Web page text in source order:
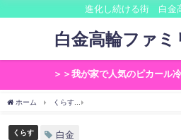
進化し続ける街 白金
白金高輪ファミ
＞＞我が家で人気のピカール
ホーム くらす
くらす 白金